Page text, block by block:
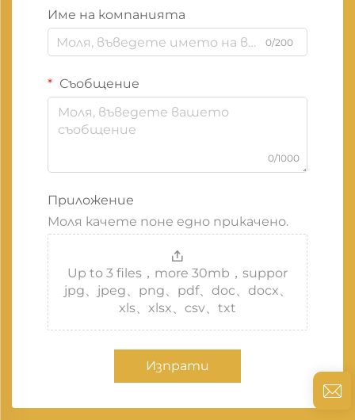
Име на компанията
0/200
Съобщение
0/1000
Приложение
Моля качете поне едно прикачено.
Up to 3 files，more 30mb，suppor
jpg、jpeg、png、pdf、doc、docx、
xls、xlsx、csv、txt
Изпрати